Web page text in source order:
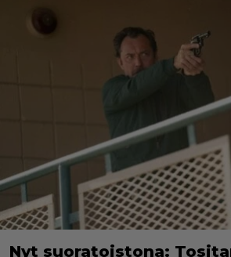
Nyt suoratoistona: